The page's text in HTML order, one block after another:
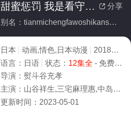
 分享
甜蜜惩罚 我是看守专用宠物(全集)
别名：tianmichengfawoshikanshouzhuanyongchongwu
日本 动画,情色,日本动漫 2018
2.0
语言： 日语 状态： 12集全 - 免费在线观看
导演： 熨斗谷充孝
主演： 山谷祥生,三宅麻理惠,中岛良树,酒井广大,石谷春贵,前内
更新时间： 2023-05-01